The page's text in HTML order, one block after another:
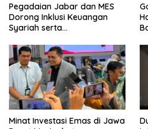
Pegadaian Jabar dan MES
Dorong Inklusi Keuangan
Syariah serta
Minat Investasi Emas di Jawa